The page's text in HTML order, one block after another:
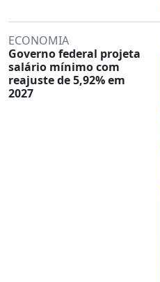
ECONOMIA
Governo federal projeta
salário mínimo com
reajuste de 5,92% em
2027